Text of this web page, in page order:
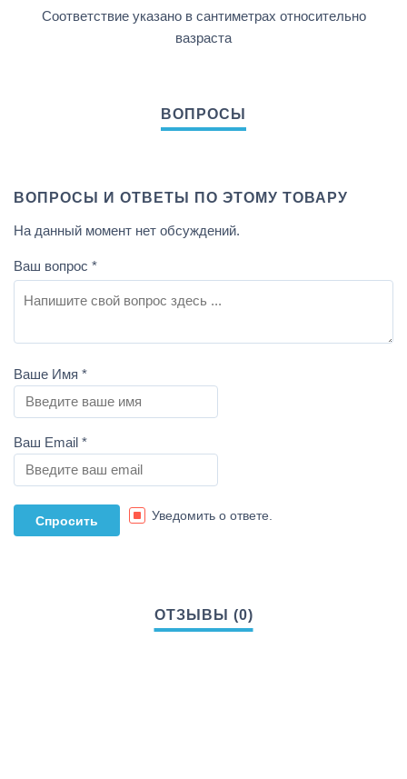
Соответствие указано в сантиметрах относительно
вазраста
ВОПРОСЫ И ОТВЕТЫ ПО ЭТОМУ ТОВАРУ
На данный момент нет обсуждений.
Ваш вопрос *
Ваше Имя *
Ваш Email *
Уведомить о ответе.